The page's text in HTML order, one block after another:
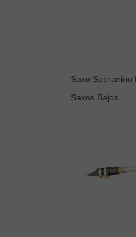
Saxo Sopranino
Saxos Bajos